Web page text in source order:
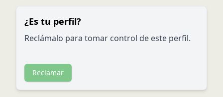
¿Es tu perfil?
Reclámalo para tomar control de este perfil.
Reclamar